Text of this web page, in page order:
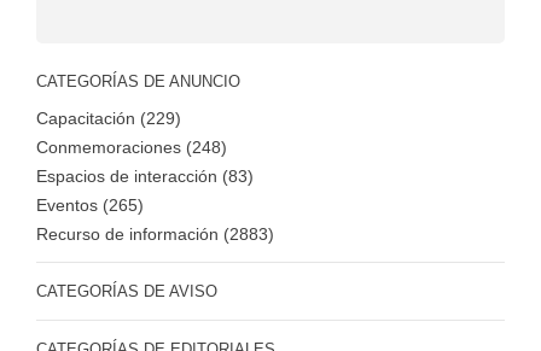
CATEGORÍAS DE ANUNCIO
Capacitación (229)
Conmemoraciones (248)
Espacios de interacción (83)
Eventos (265)
Recurso de información (2883)
CATEGORÍAS DE AVISO